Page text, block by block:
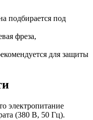
подбирается под
фреза,
для защиты
электропитание
(380 В, 50 Гц).